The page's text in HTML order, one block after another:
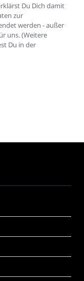
Du Dich damit
zur
werden - außer
uns. (Weitere
Du in der